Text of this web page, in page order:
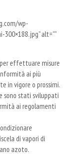
wp-
alt=””
per effettuare misure
ai più
in vigore o prossimi.
sono stati sviluppati
ai regolamenti
di vapori di
azoto.